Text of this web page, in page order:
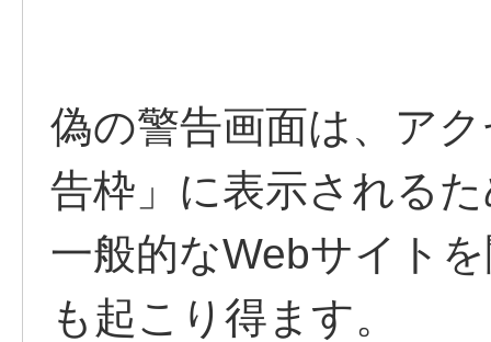
偽の警告画面は、ア
告枠」に表示される
一般的なWebサイト
も起こり得ます。